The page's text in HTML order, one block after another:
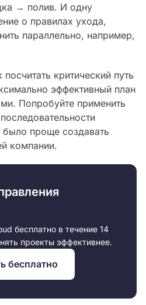
→ полив. И одну
о правилах ухода,
параллельно, например,
критический путь
эффективный план
Попробуйте применить
проще создавать
компании.
бесплатно в течение 14
проекты эффективнее.
бесплатно